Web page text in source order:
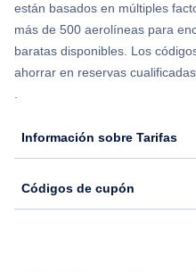
Flights from Nueva York to
Flights from Nueva York to
están basados en múltiples
más de 500 aerolíneas para
baratas disponibles. Los
ahorrar en reservas
.
Información sobre Tarifas
Códigos de cupón